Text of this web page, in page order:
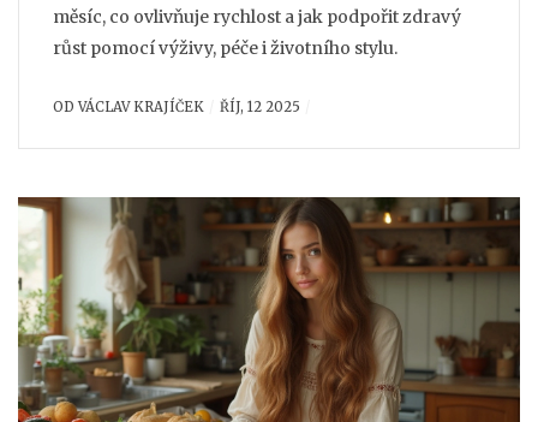
měsíc, co ovlivňuje rychlost a jak podpořit zdravý
růst pomocí výživy, péče i životního stylu.
ODVÁCLAV KRAJÍČEK ŘÍJ, 12 2025